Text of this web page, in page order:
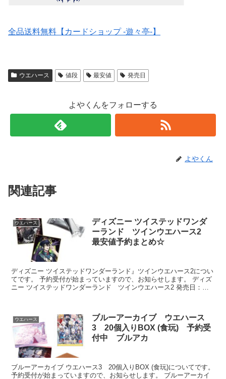
全品送料無料【カードショップ -遊々亭-】
ウエハース 値段 最安値 発売日
よやくんをフォローする
よやくん
関連記事
ウエハース
ディズニー ツイステッドワンダ
ーランド ツインウエハース2
最安値予約まとめ☆
ディズニー ツイステッドワンダーランド』ツインウエハース2につい
てです。 予約受付が始まっていますので、お知らせします。 ディズ
ニー ツイステッドワンダーランド ツインウエハース2 発売日：
ウエハース
ブルーアーカイブ ウエハース
3 20個入りBOX (食玩) 予約受
付中 ブルアカ
ブルーアーカイブ ウエハース3 20個入りBOX (食玩)についてです。
予約受付が始まっていますので、お知らせします。 ブルーアーカイ